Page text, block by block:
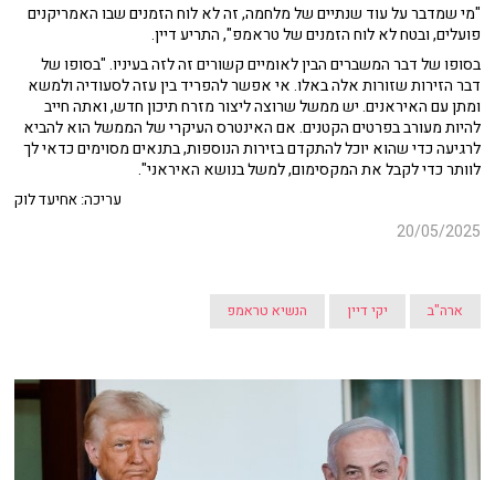
"מי שמדבר על עוד שנתיים של מלחמה, זה לא לוח הזמנים שבו האמריקנים
פועלים, ובטח לא לוח הזמנים של טראמפ", התריע דיין.
בסופו של דבר המשברים הבין לאומיים קשורים זה לזה בעיניו. "בסופו של
דבר הזירות שזורות אלה באלו. אי אפשר להפריד בין עזה לסעודיה ולמשא
ומתן עם האיראנים. יש ממשל שרוצה ליצור מזרח תיכון חדש, ואתה חייב
להיות מעורב בפרטים הקטנים. אם האינטרס העיקרי של הממשל הוא להביא
לרגיעה כדי שהוא יוכל להתקדם בזירות הנוספות, בתנאים מסוימים כדאי לך
לוותר כדי לקבל את המקסימום, למשל בנושא האיראני".
עריכה: אחיעד לוק
20/05/2025
ארה"ב יקי דיין הנשיא טראמפ